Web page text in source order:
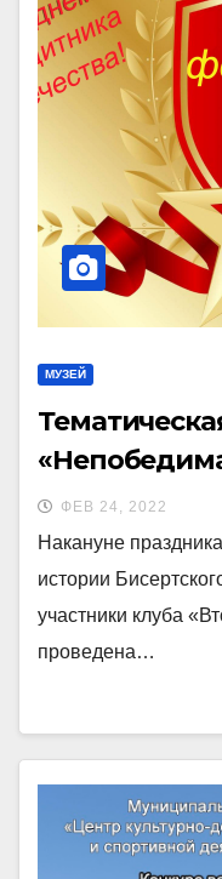
МУЗЕЙ
ФЕВ 24, 2022
Накануне
истории
участники клуба
проведена…